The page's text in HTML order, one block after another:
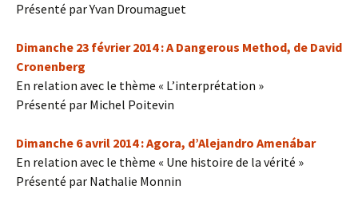
Présenté par Yvan Droumaguet
Dimanche 23 février2014: A Dangerous Method, de David
Cronenberg
En relation avec le thème « L’interprétation »
Présenté par Michel Poitevin
Dimanche 6 avril 2014: Agora, d’Alejandro Amenábar
En relation avec le thème « Une histoire de la vérité »
Présenté par Nathalie Monnin